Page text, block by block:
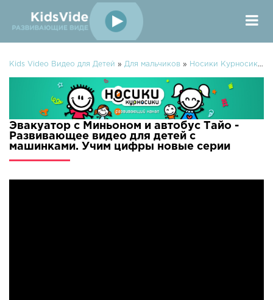
Kids Video Видео для Детей » Для мальчиков » Носики Курносики
Эвакуатор с Миньоном и автобус Тайо -
Развивающее видео для детей с
машинками. Учим цифры новые серии